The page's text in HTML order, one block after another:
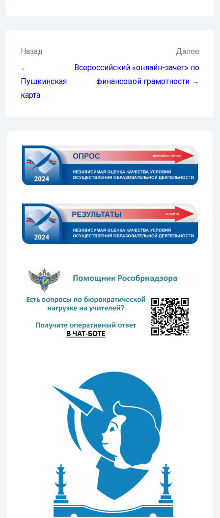
Навигация
по
записям
Назад
←
Пушкинская
карта
Далее
Всероссийский «онлайн-зачет» по
финансовой грамотности →